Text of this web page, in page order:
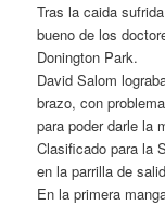
Tras la caida
bueno de los
Donington Park.
David Salom
brazo, con
para poder darle la
Clasificado para la
en la parrilla de
En la primera